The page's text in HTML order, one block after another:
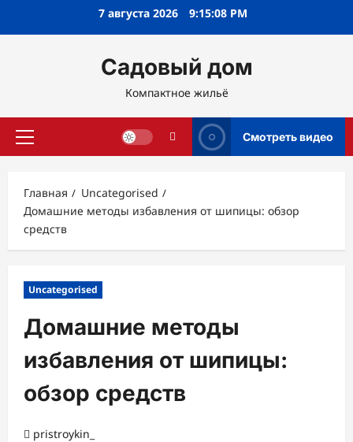
7 августа 2026 9:15:09 PM
Садовый дом
Компактное жильё
Основное
Смотреть видео
Главная
Uncategorised
Домашние методы избавления от шипицы: обзор
средств
Uncategorised
Домашние методы
избавления от шипицы:
обзор средств
pristroykin_